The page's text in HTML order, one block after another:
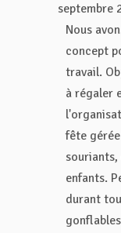
septembre
Nous
concept
travail.
à régaler
fête
enfants.
durant